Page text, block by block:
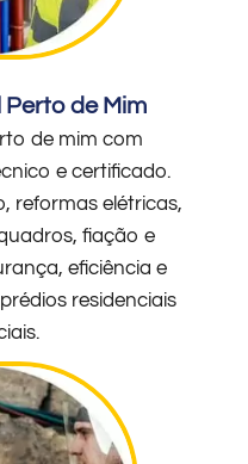
de Mim
de mim com
e certificado.
reformas elétricas,
fiação e
eficiência e
residenciais